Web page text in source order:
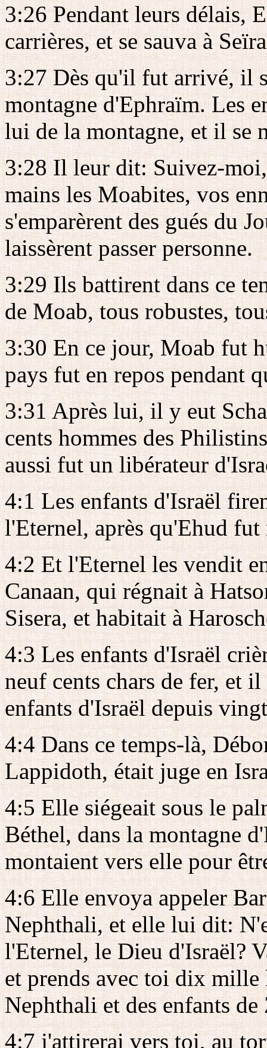
3:26 Pendant leurs délais,
carrières, et se sauva à
3:27 Dès qu'il fut arrivé, il
montagne d'Ephraïm. Les
lui de la montagne, et il se
3:28 Il leur dit: Suivez-
mains les Moabites, vos
s'emparèrent des gués du
laissèrent passer personne.
3:29 Ils battirent dans ce
de Moab, tous robustes,
3:30 En ce jour, Moab fut
pays fut en repos pendant
3:31 Après lui, il y eut
cents hommes des
aussi fut un libérateur
4:1 Les enfants d'Israël
l'Eternel, après qu'Ehud fut
4:2 Et l'Eternel les vendit
Canaan, qui régnait à
Sisera, et habitait à
4:3 Les enfants d'Israël
neuf cents chars de fer, et
enfants d'Israël depuis
4:4 Dans ce temps-là,
Lappidoth, était juge en
4:5 Elle siégeait sous le
Béthel, dans la montagne
montaient vers elle pour
4:6 Elle envoya appeler
Nephthali, et elle lui dit:
l'Eternel, le Dieu d'Israël?
et prends avec toi dix mille
Nephthali et des enfants
4:7 j'attirerai vers toi, au